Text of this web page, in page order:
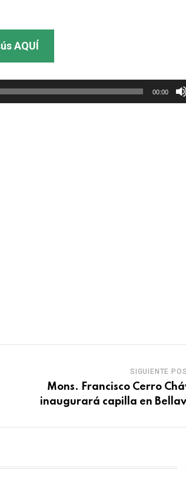
AQUÍ
00:00
SIGUIENTE
Mons. Francisco Cerro
inaugurará capilla en